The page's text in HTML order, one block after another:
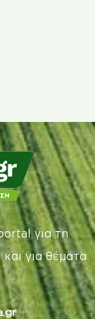
για τη
για θέματα